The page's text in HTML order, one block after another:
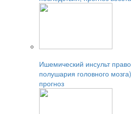
Ишемический инсульт
полушария головного
прогноз